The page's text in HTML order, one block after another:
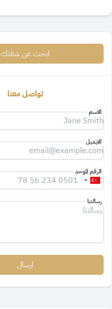
ابحث عن شقتك
تواصل معنا
الاسم
الايميل
الرقم الموحد
رسالتنا
ارسال